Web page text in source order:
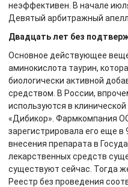
неэффективен. В начале
Девятый арбитражный
Двадцать лет без
Основное действующее
аминокислота таурин,
биологически активной
средством. В России,
используются в
«Дибикор». Фармкомпания
зарегистрировала его еще в
внесения препарата в
лекарственных средств
существуют сейчас. Тогда
Реестр без проведения